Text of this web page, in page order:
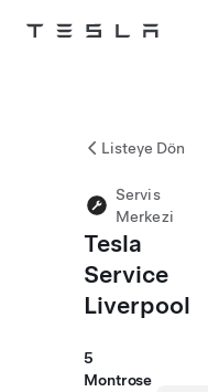
Tesla
Listeye Dön
Servis
Merkezi
Tesla
Service
Liverpool
5
Montrose